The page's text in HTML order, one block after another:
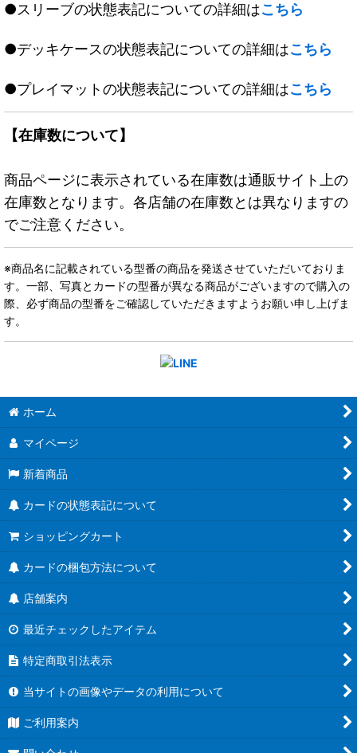
●スリーブの状態表記についての詳細はこちら
●デッキケースの状態表記についての詳細はこちら
●プレイマットの状態表記についての詳細はこちら
【在庫数について】
商品ページに表示されている在庫数は通販サイト上の
在庫数となります。各店舗の在庫数とは異なりますの
でご注意ください。
※商品名に記載されている型番の商品を発送させていただいておりま
す。一部、写真とカードの型番が異なる商品がございますので購入の
際、必ず商品の型番をご確認していただきますようお願い申し上げま
す。
ホーム
マイページ
新着商品
カードの状態表記について
ショッピングカート
カードの梱包方法について
店舗案内
最近チェックしたアイテム
特定商取引法表示
当サイトの画像やデータの利用について
ご利用案内